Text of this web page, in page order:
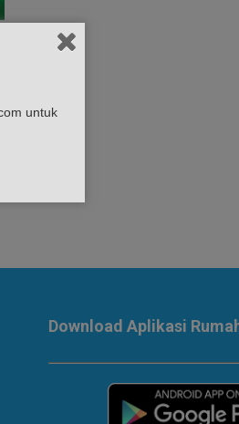
Download Aplikasi
untuk